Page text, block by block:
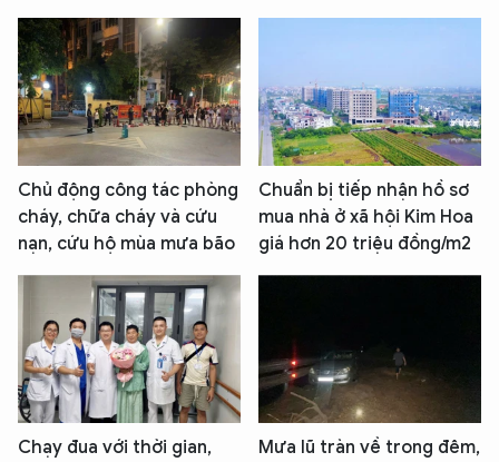
Chủ động công tác phòng
cháy, chữa cháy và cứu
nạn, cứu hộ mùa mưa bão
Chuẩn bị tiếp nhận hồ sơ
mua nhà ở xã hội Kim Hoa
giá hơn 20 triệu đồng/m2
Chạy đua với thời gian,
Mưa lũ tràn về trong đêm,